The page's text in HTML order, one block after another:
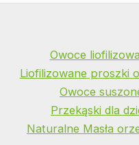
Owoce
Liofilizowane proszki
Owoce
Przekąski dla
Naturalne Masła